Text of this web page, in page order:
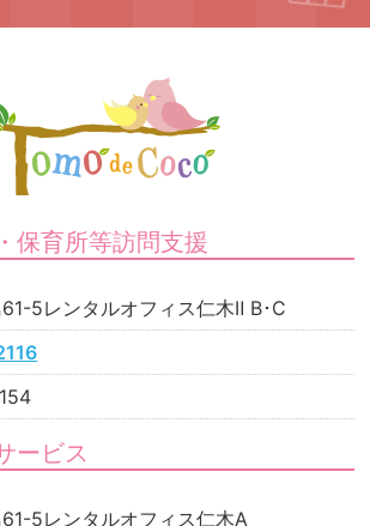
保育所等訪問支援
5レンタルオフィス仁木Ⅱ B･C
ービス
5レンタルオフィス仁木A